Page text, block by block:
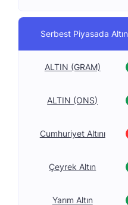
Serbest Piyasada Altın
ALTIN (GRAM)
ALTIN (ONS)
Cumhuriyet Altını
Çeyrek Altın
Yarım Altın